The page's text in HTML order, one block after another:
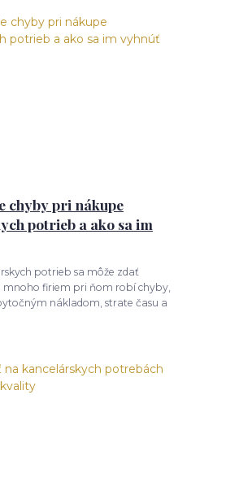
chyby pri nákupe
potrieb a ako sa im
potrieb sa môže zdať
mnoho firiem pri ňom robí chyby,
nákladom, strate času a